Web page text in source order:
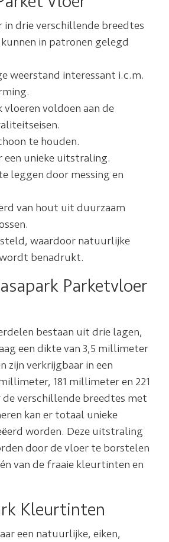
in drie verschillende breedtes
in patronen gelegd
weerstand interessant i.c.m.
vloeren voldoen aan de
te houden.
een unieke uitstraling.
leggen door messing en
van hout uit duurzaam
waardoor natuurlijke
benadrukt.
Parketvloer
bestaan uit drie lagen,
een dikte van 3,5 millimeter
zijn verkrijgbaar in een
181 millimeter en 221
verschillende breedtes met
kan er totaal unieke
worden. Deze uitstraling
door de vloer te borstelen
van de fraaie kleurtinten en
Kleurtinten
een natuurlijke, eiken,